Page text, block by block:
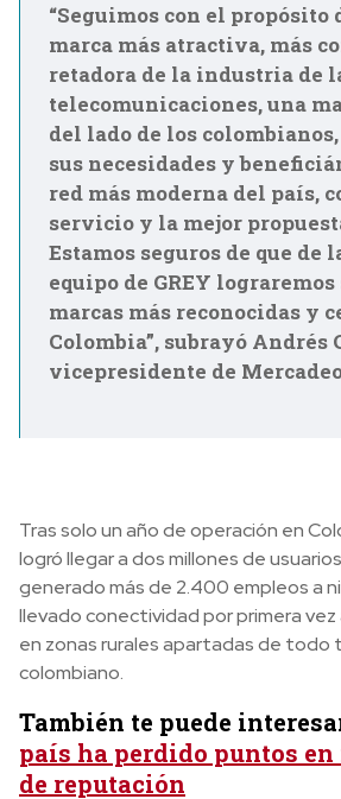
“Seguimos con el propósito
marca más atractiva, más
retadora de la industria de
telecomunicaciones, una
del lado de los
sus necesidades y
red más moderna del país,
servicio y la mejor
Estamos seguros de que de
equipo de GREY
marcas más reconocidas y
Colombia”, subrayó Andrés
vicepresidente de
Tras solo un año de operación en
logró llegar a dos millones de
generado más de 2.400 empleos a
llevado conectividad por primera
en zonas rurales apartadas de todo
colombiano.
También te puede
país ha perdido puntos
de reputación